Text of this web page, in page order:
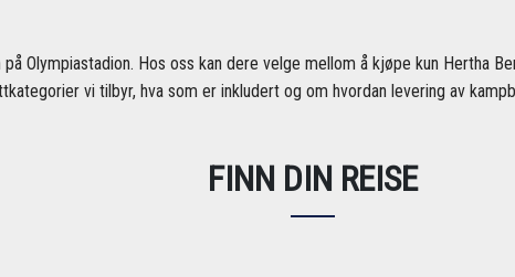
Olympiastadion. Hos oss kan dere velge mellom å kjøpe kun Hertha
vi tilbyr, hva som er inkludert og om hvordan levering av